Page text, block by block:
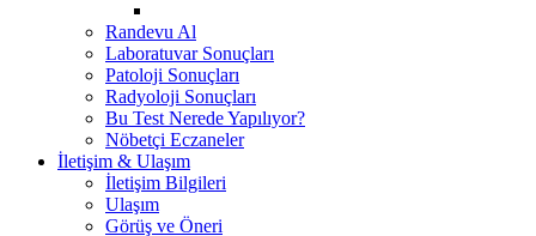
Randevu Al
Laboratuvar Sonuçları
Patoloji Sonuçları
Radyoloji Sonuçları
Bu Test Nerede Yapılıyor?
Nöbetçi Eczaneler
İletişim & Ulaşım
İletişim Bilgileri
Ulaşım
Görüş ve Öneri